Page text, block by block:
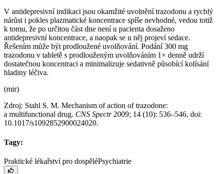
V antidepresivní indikaci jsou okamžité uvolnění trazodonu a rychlý
nárůst i pokles plazmatické koncentrace spíše nevhodné, vedou totiž
k tomu, že po určitou část dne není u pacienta dosaženo
antidepresivní koncentrace, a naopak se u něj projeví sedace.
Řešením může být prodloužené uvolňování. Podání 300 mg
trazodonu v tabletě s prodlouženým uvolňováním 1× denně udrží
dostatečnou koncentraci a minimalizuje sedativně působící kolísání
hladiny léčiva.
(mir)
Zdroj: Stahl S. M. Mechanism of action of trazodone:
a multifunctional drug. CNS Spectr2009; 14 (10): 536–546, doi:
10.1017/s1092852900024020.
Tagy:
Praktické lékařství pro dospěléPsychiatrie